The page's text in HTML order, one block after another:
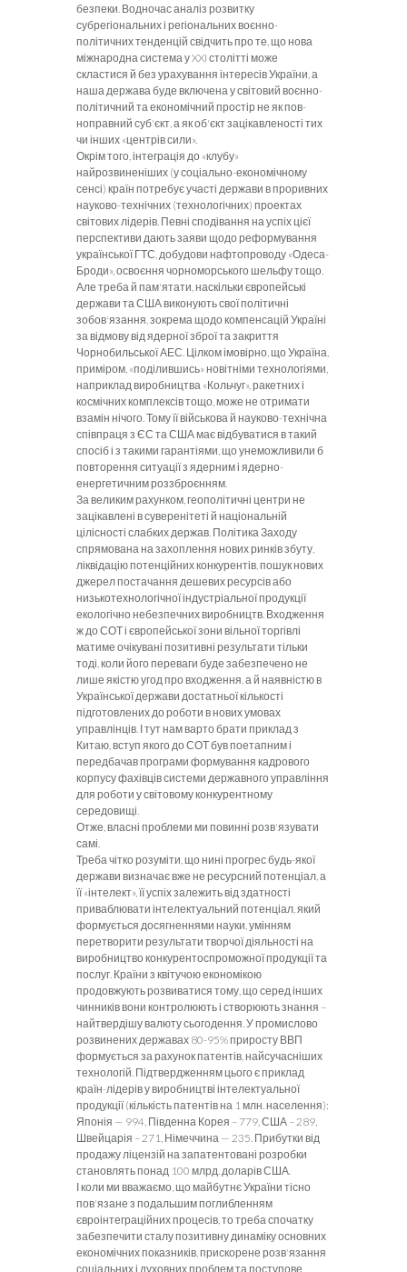
безпеки. Водночас аналіз розвитку
субрегіональних і регіональних воєнно-
політичних тенденцій свідчить про те, що нова
міжнародна система уXXI столітті може
скластися й без урахування інтересів Ук­раїни, а
наша держава буде включена у світовий воєнно-
політичний та економічний простір не як пов­
ноправний суб'єкт, а як об'єкт зацікавленості тих
чи інших «центрів сили».
Окрім того, інтеграція до «клубу»
найрозвиненіших (у соціально-економічному
сенсі) країн потребує участі держави в проривних
науково-технічних (техно­логічних) проектах
світових лідерів. Певні сподівання на успіх цієї
перспективи дають заяви щодо реформування
української ГТС, добудови нафтопроводу «Одеса-
Бро­ди», освоєння чорноморського шельфу тощо.
Але треба й пам'ятати, наскільки європейські
держави та США ви­конують свої політичні
зобов'язання, зокрема щодо ком­пенсацій Україні
за відмову від ядерної зброї та закриття
Чорнобильської АЕС. Цілком імовірно, що Україна,
приміром, «поділившись» новітніми технологіями,
нап­риклад виробництва «Кольчуг», ракетних і
космічних комплексів тощо, може не отримати
взамін нічого. Тому її військова й науково-технічна
співпраця з ЄС та США має відбуватися в такий
спосіб і з такими гарантіями, що унеможливили б
повторення ситуації з ядерним і ядер­но-
енергетичним роззброєнням.
За великим рахунком, геополітичні центри не
зацікавлені в суверенітеті й національній
цілісності слабких держав. Політика Заходу
спрямована на за­хоплення нових ринків збуту,
ліквідацію потенційних конкурентів, пошук нових
джерел постачання дешевих ресурсів або
низькотехнологічної індустріальної продукції
екологічно небезпечних виробництв. Входження
ж до СОТ і європейської зони вільної торгівлі
матиме очікувані позитивні результати тільки
тоді, коли його переваги буде забезпечено не
лише якістю угод про входження, а й наявністю в
Української держави достатньої кількості
підготовлених до роботи в нових умо­вах
управлінців. І тут нам варто брати приклад з
Китаю, вступ якого до СОТ був поетапним і
передбачав прог­рами формування кадрового
корпусу фахівців системи державного управління
для роботи у світовому конку­рентному
середовищі.
Отже, власні проблеми ми повинні розв'язувати
самі.
Треба чітко розуміти, що нині прогрес будь-якої
дер­жави визначає вже не ресурсний потенціал, а
її «інте­лект», її успіх залежить від здатності
приваблювати інте­лектуальний потенціал, який
формується досягненнями науки, умінням
перетворити результати творчої діяль­ності на
виробництво конкурентоспроможної продукції та
послуг. Країни з квітучою економікою
продовжують розвиватися тому, що серед інших
чинників вони конт­ролюють і створюють знання –
найтвердішу валюту сьо­годення. У промислово
розвинених державах 80-95% приросту ВВП
формується за рахунок патентів, найсу­часніших
технологій. Підтвердженням цього є приклад
країн-лідерів у виробництві інтелектуальної
продукції (кількість патентів на 1 млн. населення):
Японія — 994, Південна Корея – 779, США – 289,
Швейцарія – 271, Німеччина — 235. Прибутки від
продажу ліцензій на за­патентовані розробки
становлять понад 100 млрд. до­ларів США.
І коли ми вважаємо, що майбутнє України тісно
пов'язане з подальшим поглибленням
євроінтеграційних процесів, то треба спочатку
забезпечити сталу позитивну динаміку основних
економічних показників, прискорене розв'язання
соціальних і духовних проблем та поступове